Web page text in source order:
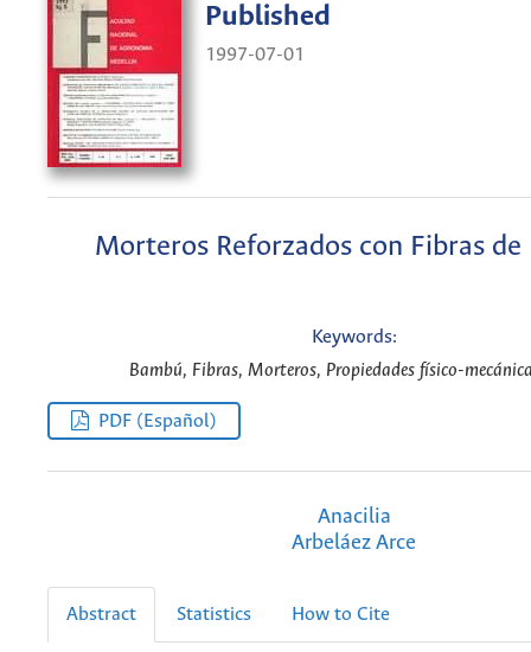
Published
1997-07-01
Morteros Reforzados con Fibras de
Keywords:
Bambú, Fibras, Morteros, Propiedades físico-
PDF (Español)
Anacilia
Arbeláez Arce
Abstract Statistics How to Cite